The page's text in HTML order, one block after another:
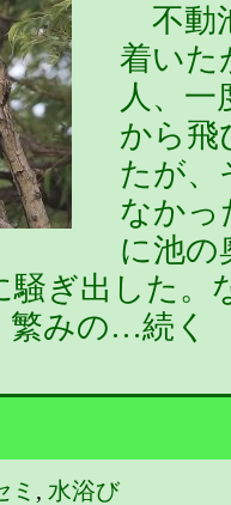
不動
着いた
人、
から飛
たが、
なか
に池の
ぎ出した。
繁みの…続く
ミ , 水浴び